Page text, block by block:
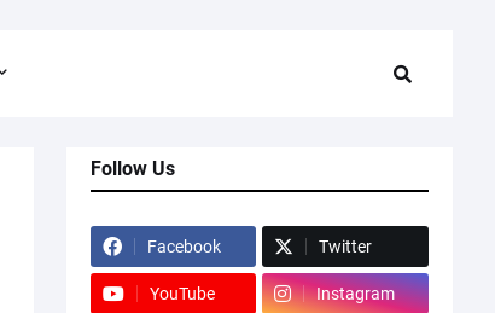
Follow Us
Facebook Twitter
YouTube Instagram